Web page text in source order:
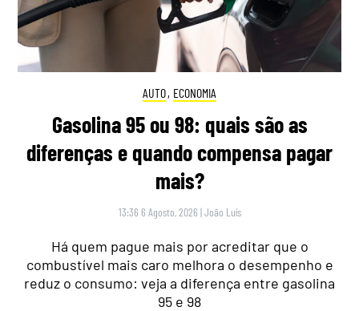
AUTO, ECONOMIA
Gasolina 95 ou 98: quais são as
diferenças e quando compensa pagar
mais?
13:36 6 Agosto, 2026 |João Luís
Há quem pague mais por acreditar que o
combustível mais caro melhora o desempenho e
reduz o consumo: veja a diferença entre gasolina
95 e 98